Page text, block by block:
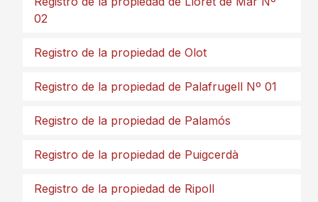
02
Registro de la propiedad de Olot
Registro de la propiedad de Palafrugell Nº 01
Registro de la propiedad de Palamós
Registro de la propiedad de Puigcerdà
Registro de la propiedad de Ripoll